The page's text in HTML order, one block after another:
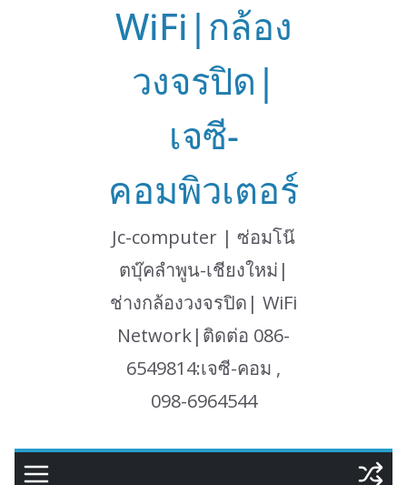
WiFi|กล้อง
วงจรปิด|
เจซี-
คอมพิวเตอร์
Jc-computer | ซ่อมโน๊
ตบุ๊คลำพูน-เชียงใหม่|
ช่างกล้องวงจรปิด| WiFi
Network|ติดต่อ 086-
6549814:เจซี-คอม ,
098-6964544